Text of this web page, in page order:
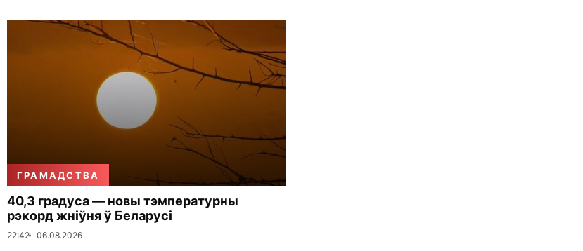
ГРАМАДСТВА
40,3 градуса — новы тэмпературны
рэкорд жніўня ў Беларусі
22:42 06.08.2026